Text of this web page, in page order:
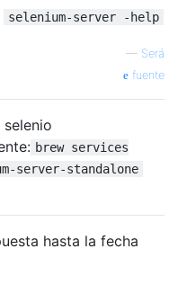
selenium-server -help
— Será
fuente
selenio
brew services
server-standalone
hasta la fecha